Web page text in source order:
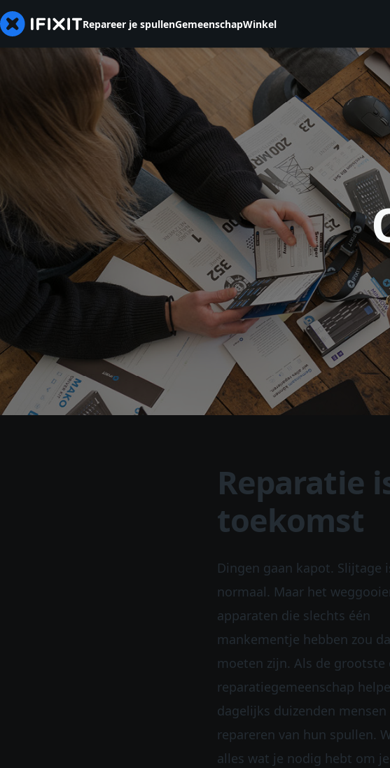
Repareer je spullenGemeenschapWinkel
Reparatie
toekomst
Dingen gaan kapot. Slijtage
normaal. Maar het
apparaten die slechts één
mankementje hebben zou
moeten zijn. Als de grootste
reparatiegemeenschap
dagelijks duizenden
repareren van hun spullen.
alles wat je nodig hebt om je